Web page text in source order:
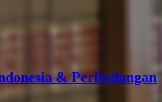
& Perlindungan